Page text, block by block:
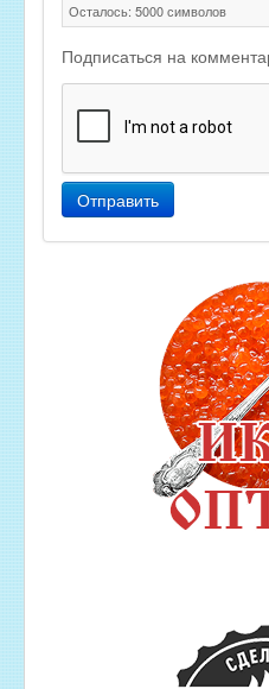
Осталось: 5000символов
Подписаться на
Отправить